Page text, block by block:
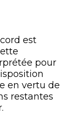
est
pour
en vertu de
restantes